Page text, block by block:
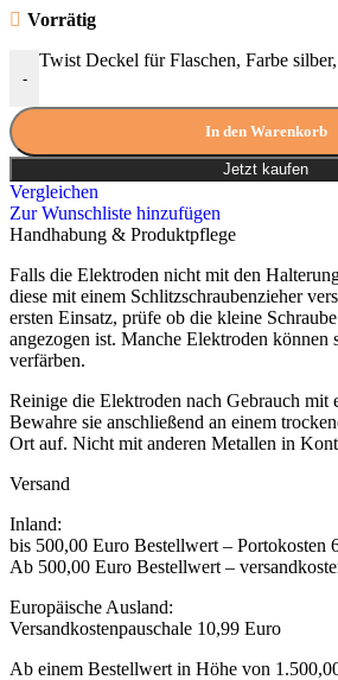
Vorrätig
-
Twist Deckel für Flaschen, Farbe
In den Warenkorb
Jetzt kaufen
Vergleichen
Zur Wunschliste hinzufügen
Handhabung & Produktpflege
Falls die Elektroden nicht mit den
diese mit einem Schlitzschraubenzieher
ersten Einsatz, prüfe ob die kleine
angezogen ist. Manche Elektroden können
verfärben.
Reinige die Elektroden nach Gebrauch mit
Bewahre sie anschließend an einem
Ort auf. Nicht mit anderen Metallen in
Versand
Inland:
bis 500,00 Euro Bestellwert – Portokosten
Ab 500,00 Euro Bestellwert –
Europäische Ausland:
Versandkostenpauschale 10,99 Euro
Ab einem Bestellwert in Höhe von